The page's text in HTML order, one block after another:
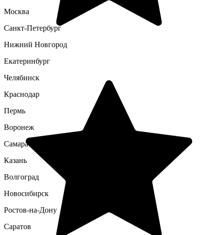
Москва
Санкт-Петербург
Нижний Новгород
Екатеринбург
Челябинск
Краснодар
Пермь
Воронеж
Самара
Казань
Волгоград
Новосибирск
Ростов-на-Дону
Саратов